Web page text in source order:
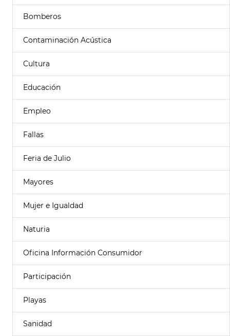
Bomberos
Contaminación Acústica
Cultura
Educación
Empleo
Fallas
Feria de Julio
Mayores
Mujer e Igualdad
Naturia
Oficina Información Consumidor
Participación
Playas
Sanidad